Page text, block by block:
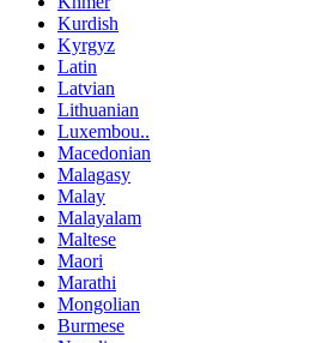
Kurdish
Kyrgyz
Latin
Latvian
Lithuanian
Luxembou..
Macedonian
Malagasy
Malay
Malayalam
Maltese
Maori
Marathi
Mongolian
Burmese